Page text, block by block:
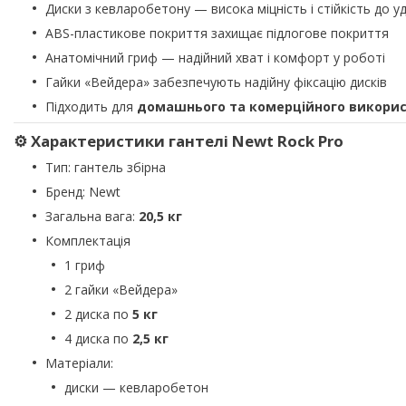
Диски з кевларобетону — висока міцність і стійкість до
ABS-пластикове покриття захищає підлогове покриття
Анатомічний гриф — надійний хват і комфорт у роботі
Гайки «Вейдера» забезпечують надійну фіксацію дисків
Підходить для домашнього та комерційного
⚙️ Характеристики гантелі Newt Rock Pro
Тип: гантель збірна
Бренд: Newt
Загальна вага: 20,5 кг
Комплектація
1 гриф
2 гайки «Вейдера»
2 диска по 5 кг
4 диска по 2,5 кг
Матеріали:
диски — кевларобетон